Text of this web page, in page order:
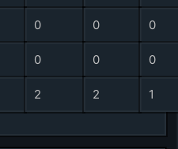
0 0 0
0 0 0
2 2 1